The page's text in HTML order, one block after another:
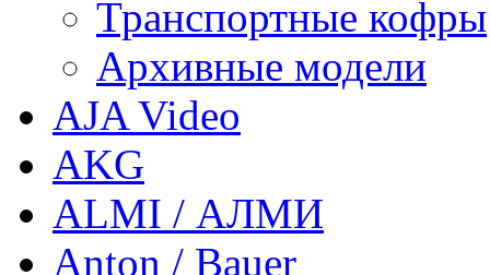
Транспортные кофры
Архивные модели
AJA Video
AKG
ALMI / АЛМИ
Anton / Bauer